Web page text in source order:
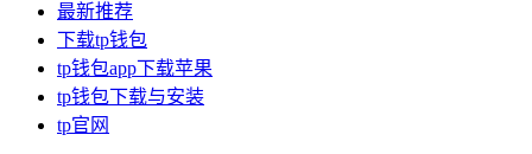
最新推荐
下载tp钱包
tp钱包app下载苹果
tp钱包下载与安装
tp官网